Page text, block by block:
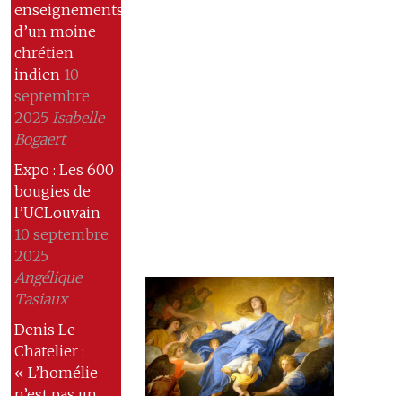
enseignements
d’un moine
chrétien
indien 10
septembre
2025 Isabelle
Bogaert
Expo : Les 600
bougies de
l’UCLouvain
10 septembre
2025
Angélique
Tasiaux
Denis Le
Chatelier :
« L’homélie